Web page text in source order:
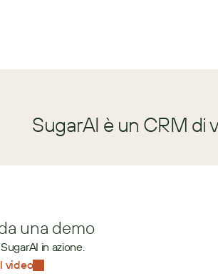
SugarAI è un CRM di
una demo
in azione.
video